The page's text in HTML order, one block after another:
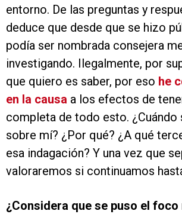
entorno. De las preguntas y
deduce que desde que se hizo
podía ser nombrada consejera
investigando. Ilegalmente, por
que quiero es saber, por eso he
en la causa a los efectos de
completa de todo esto. ¿Cuándo
sobre mí? ¿Por qué? ¿A qué
esa indagación? Y una vez que
valoraremos si continuamos
¿Considera que se puso el foco